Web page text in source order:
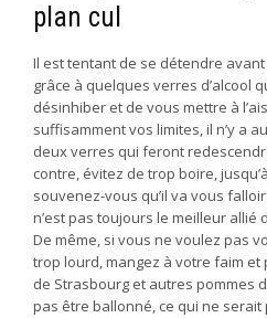
plan cul
Il est tentant de se détendre avant
grâce à quelques verres d’alcool
désinhiber et de vous mettre à
suffisamment vos limites, il n’y a
deux verres qui feront
contre, évitez de trop boire,
souvenez-vous qu’il va vous
n’est pas toujours le meilleur allié
De même, si vous ne voulez pas
trop lourd, mangez à votre faim et
de Strasbourg et autres pommes
pas être ballonné, ce qui ne serait